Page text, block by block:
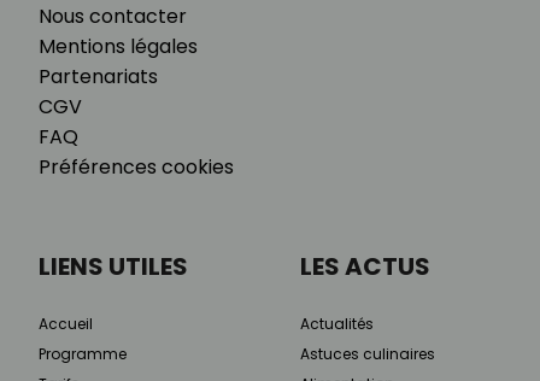
Nous contacter
Mentions légales
Partenariats
CGV
FAQ
Préférences cookies
LIENS UTILES
Accueil
Programme
LES ACTUS
Actualités
Astuces culinaires